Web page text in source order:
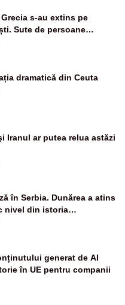
s-au extins pe
Sute de persoane
drumuri blocate de
dramatică din Ceuta
Iranul ar putea relua astăzi
în Serbia. Dunărea a atins
nivel din istoria
prefigurează restricții
generat de AI
în UE pentru companii